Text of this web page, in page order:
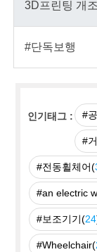
인기태그 : #
#
#전동휠체어(
#an electric
#보조기기(24
#Wheelchair(